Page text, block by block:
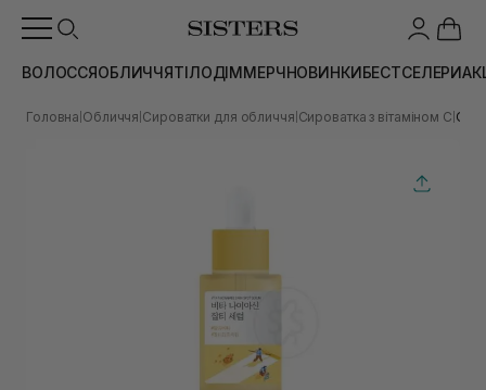
ВОЛОССЯОБЛИЧЧЯТІЛОДІММЕРЧНОВИНКИБЕСТСЕЛЕРИ
Головна Обличчя Сироватки для обличчя Сироватка з вітаміном С